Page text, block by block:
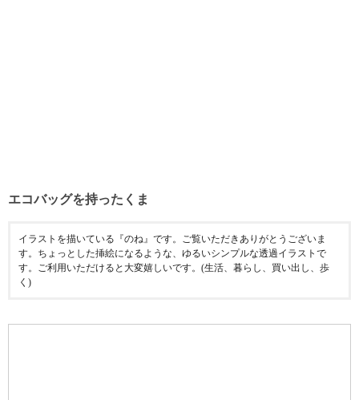
エコバッグを持ったくま
イラストを描いている『のね』です。ご覧いただきありがとうございま
す。ちょっとした挿絵になるような、ゆるいシンプルな透過イラストで
す。ご利用いただけると大変嬉しいです。(生活、暮らし、買い出し、歩
く)